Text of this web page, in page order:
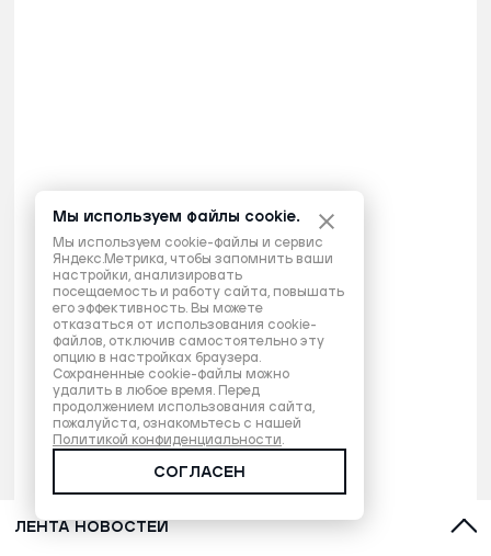
ЛЕНТА НОВОСТЕЙ
Мы используем файлы cookie.
Мы используем cookie-файлы и сервис
Яндекс.Метрика, чтобы запомнить ваши
настройки, анализировать
посещаемость и работу сайта, повышать
его эффективность. Вы можете
отказаться от использования cookie-
файлов, отключив самостоятельно эту
опцию в настройках браузера.
Сохраненные cookie-файлы можно
удалить в любое время. Перед
продолжением использования сайта,
пожалуйста, ознакомьтесь с нашей
Политикой конфиденциальности.
СОГЛАСЕН